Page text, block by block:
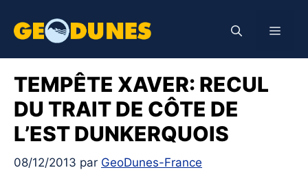
contenu
TEMPÊTE XAVER: RECUL
DU TRAIT DE CÔTE DE
L’EST DUNKERQUOIS
08/12/2013 par GeoDunes-France